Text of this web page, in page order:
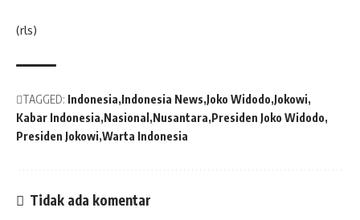
(rls)
TAGGED: Indonesia Indonesia News Joko Widodo Jokowi
Kabar Indonesia Nasional Nusantara Presiden Joko Widodo
Presiden Jokowi Warta Indonesia
Tidak ada komentar